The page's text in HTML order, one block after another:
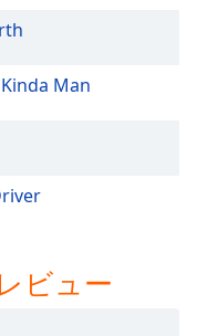
Man
ビュー